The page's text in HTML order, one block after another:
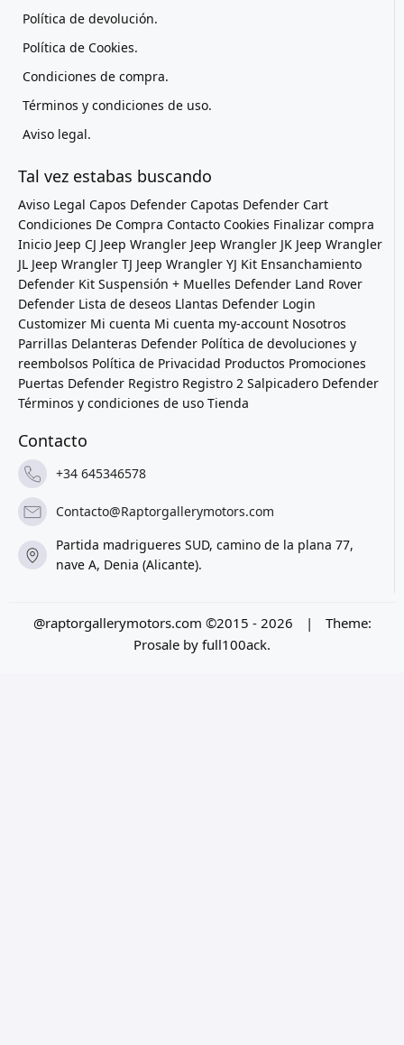
Política de devolución.
Política de Cookies.
Condiciones de compra.
Términos y condiciones de uso.
Aviso legal.
Tal vez estabas buscando
Aviso Legal Capos Defender Capotas Defender Cart
Condiciones De Compra Contacto Cookies Finalizar compra
Inicio Jeep CJ Jeep Wrangler Jeep Wrangler JK Jeep Wrangler
JL Jeep Wrangler TJ Jeep Wrangler YJ Kit Ensanchamiento
Defender Kit Suspensión + Muelles Defender Land Rover
Defender Lista de deseos Llantas Defender Login
Customizer Mi cuenta Mi cuenta my-account Nosotros
Parrillas Delanteras Defender Política de devoluciones y
reembolsos Política de Privacidad Productos Promociones
Puertas Defender Registro Registro 2 Salpicadero Defender
Términos y condiciones de uso Tienda
Contacto
+34 645346578
Contacto@Raptorgallerymotors.com
Partida madrigueres SUD, camino de la plana 77,
nave A, Denia (Alicante).
@raptorgallerymotors.com ©2015 - 2026 |
Theme:
Prosale by full100ack.